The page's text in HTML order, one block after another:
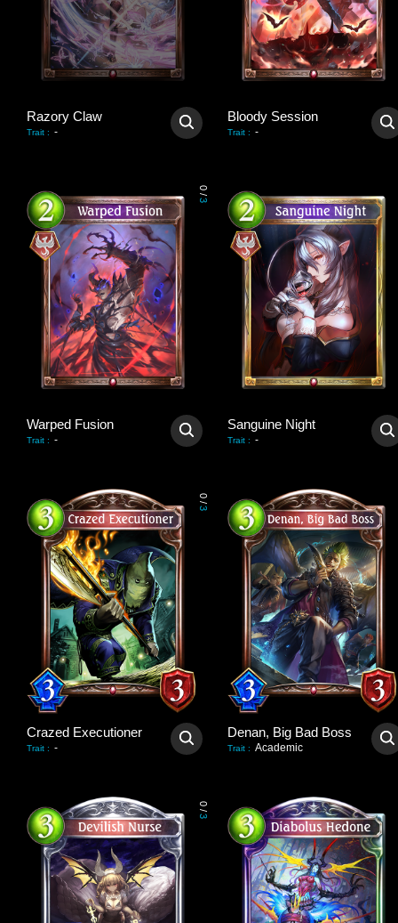
Razory Claw
Trait : -
Bloody Session
Trait : -
0
/
3
Warped Fusion
Trait : -
Sanguine Night
Trait : -
0
/
3
Crazed Executioner
Trait : -
Denan, Big Bad Boss
Trait : Academic
0
/
3